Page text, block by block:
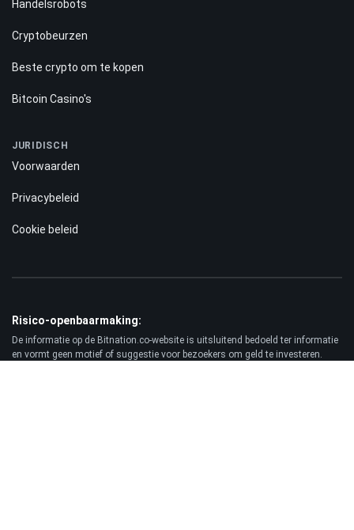
Handelsrobots
Cryptobeurzen
Beste crypto om te kopen
Bitcoin Casino's
JURIDISCH
Voorwaarden
Privacybeleid
Cookie beleid
Risico-openbaarmaking:
De informatie op de Bitnation.co-website is uitsluitend bedoeld ter informatie
en vormt geen motief of suggestie voor bezoekers om geld te investeren.